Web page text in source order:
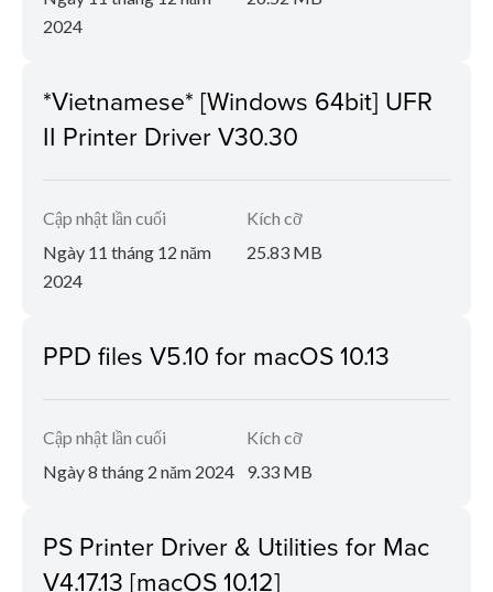
2024
*Vietnamese* [Windows 64bit] UFR
II Printer Driver V30.30
Cập nhật lần cuối
Ngày 11 tháng 12 năm
2024
Kích cỡ
25.83 MB
PPD files V5.10 for macOS 10.13
Cập nhật lần cuối
Ngày 8 tháng 2 năm 2024
Kích cỡ
9.33 MB
PS Printer Driver & Utilities for Mac
V4.17.13 [macOS 10.12]